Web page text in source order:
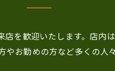
を歓迎いたします。店内
お勤めの方など多くの人